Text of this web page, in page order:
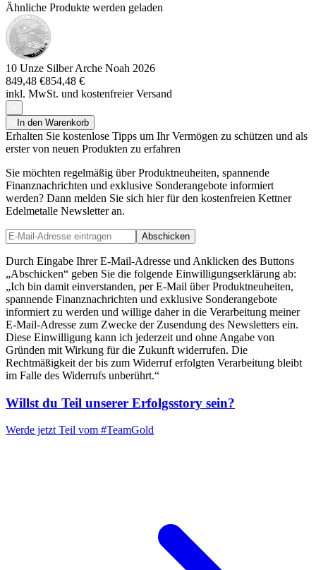
Ähnliche Produkte werden geladen
10 Unze Silber Arche Noah 2026
849,48 €854,48 €
inkl. MwSt. und kostenfreier Versand
In den Warenkorb
Erhalten Sie kostenlose Tipps um Ihr Vermögen zu schützen und als
erster von neuen Produkten zu erfahren
Sie möchten regelmäßig über Produktneuheiten, spannende
Finanznachrichten und exklusive Sonderangebote informiert
werden? Dann melden Sie sich hier für den kostenfreien Kettner
Edelmetalle Newsletter an.
Abschicken
Durch Eingabe Ihrer E-Mail-Adresse und Anklicken des Buttons
„Abschicken“ geben Sie die folgende Einwilligungserklärung ab:
„Ich bin damit einverstanden, per E-Mail über Produktneuheiten,
spannende Finanznachrichten und exklusive Sonderangebote
informiert zu werden und willige daher in die Verarbeitung meiner
E-Mail-Adresse zum Zwecke der Zusendung des Newsletters ein.
Diese Einwilligung kann ich jederzeit und ohne Angabe von
Gründen mit Wirkung für die Zukunft widerrufen. Die
Rechtmäßigkeit der bis zum Widerruf erfolgten Verarbeitung bleibt
im Falle des Widerrufs unberührt.“
Willst du Teil unserer Erfolgsstory sein?
Werde jetzt Teil vom #TeamGold